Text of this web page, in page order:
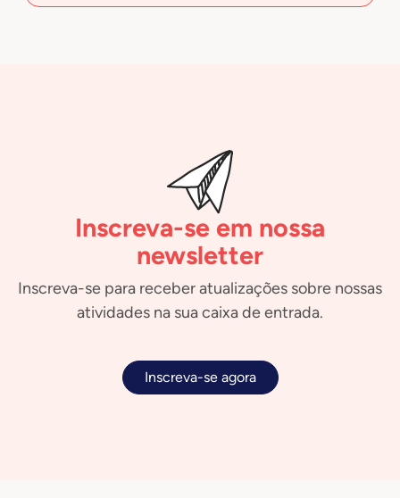
Inscreva-se em nossa
newsletter
Inscreva-se para receber atualizações sobre nossas
atividades na sua caixa de entrada.
Inscreva-se agora